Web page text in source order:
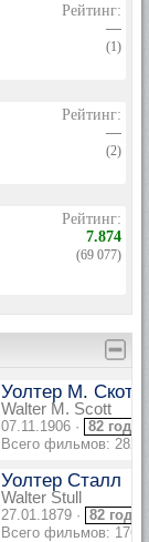
Рейтинг:
—
(1)
Рейтинг:
—
(2)
Рейтинг:
7.874
(69 077)
Уолтер М. Скотт
Walter M. Scott
07.11.1906 · 82 года
Всего фильмов: 282
Уолтер Сталл
Walter Stull
27.01.1879 · 82 года
Всего фильмов: 176